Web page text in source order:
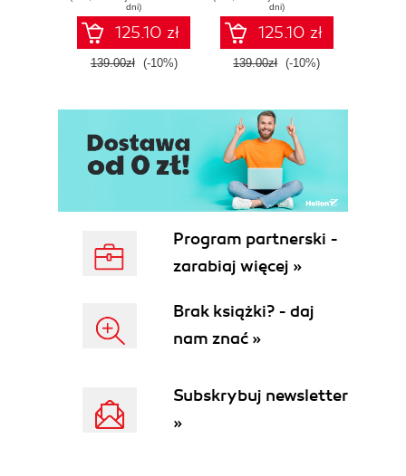
dni)
125.10 zł
139.00zł (-10%)
dni)
125.10 zł
139.00zł (-10%)
Program partnerski -
zarabiaj więcej »
Brak książki? - daj
nam znać »
Subskrybuj newsletter
»